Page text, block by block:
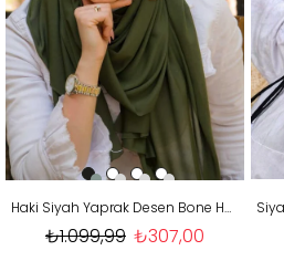
Haki Siyah Yaprak Desen Bone Hazır Şal
₺307,00
₺1.099,99